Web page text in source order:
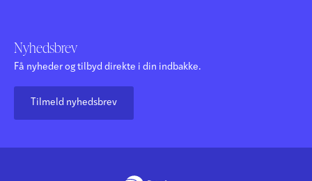
Nyhedsbrev
Få nyheder og tilbyd direkte i din indbakke.
Tilmeld nyhedsbrev